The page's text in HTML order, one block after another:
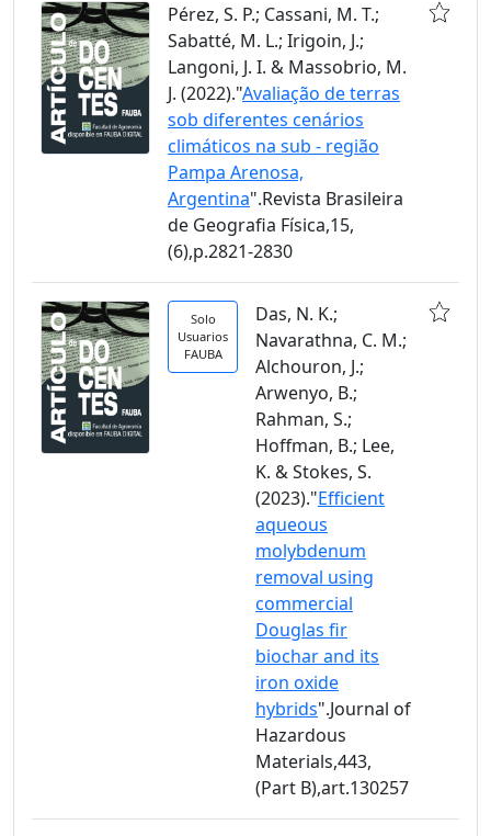
Pérez, S. P.; Cassani, M. T.;
Sabatté, M. L.; Irigoin, J.;
Langoni, J. I. & Massobrio, M.
J. (2022)."Avaliação de terras
sob diferentes cenários
climáticos na sub - região
Pampa Arenosa,
Argentina".Revista Brasileira
de Geografia Física,15,
(6),p.2821-2830
Solo
Usuarios
FAUBA
Das, N. K.;
Navarathna, C. M.;
Alchouron, J.;
Arwenyo, B.;
Rahman, S.;
Hoffman, B.; Lee,
K. & Stokes, S.
(2023)."Efficient
aqueous
molybdenum
removal using
commercial
Douglas fir
biochar and its
iron oxide
hybrids".Journal of
Hazardous
Materials,443,
(Part B),art.130257